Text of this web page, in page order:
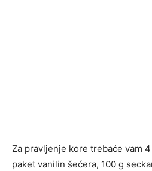
Za pravljenje kore trebaće vam
paket vanilin šećera, 100 g